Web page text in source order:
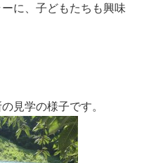
に、子どもたちも興味
見学の様子です。